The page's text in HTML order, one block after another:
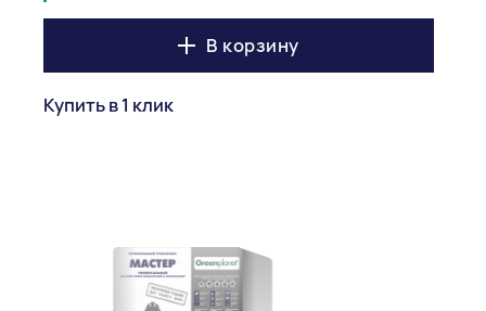
В корзину
Купить в 1 клик